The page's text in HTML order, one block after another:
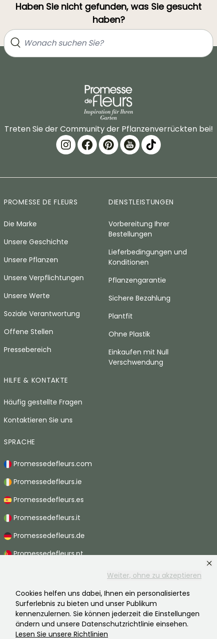
Weiter, ohne zu akzeptieren
Cookies helfen uns dabei, Ihnen ein personalisiertes
Surferlebnis zu bieten und unser Publikum
kennenzulernen. Sie können jederzeit die Einstellungen
ändern und unsere Datenschutzrichtlinie einsehen.
Lesen Sie unsere Richtlinien
Haben Sie nicht gefunden, was Sie gesucht
haben?
Treten Sie der Community der Pflanzenverrückten bei!
PROMESSE DE FLEURS
Die Marke
Unsere Geschichte
Unsere Pflanzen
Unsere Verpflichtungen
Unsere Werte
Soziale Verantwortung
Offene Stellen
Pressebereich
DIENSTLEISTUNGEN
Vorbereitung Ihrer
Bestellungen
Lieferbedingungen und
Konditionen
Pflanzengarantie
Sichere Bezahlung
Plantfit
Ohne Plastik
Einkaufen mit Null
Verschwendung
HILFE & KONTAKTE
Häufig gestellte Fragen
Kontaktieren Sie uns
SPRACHE
Promessedefleurs.com
Promessedefleurs.ie
Promessedefleurs.es
Promessedefleurs.it
Promessedefleurs.de
Promessedefleurs.pt
Promessedefleurs.be
Promessedefleurs.ch